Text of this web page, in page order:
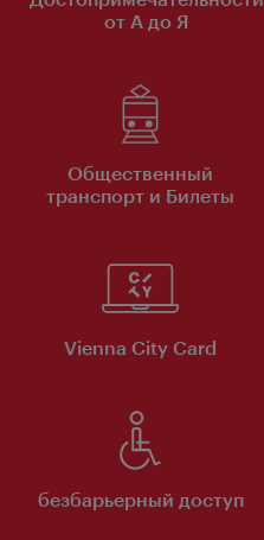
от А до Я
Общественный
транспорт и Билеты
Vienna City Card
безбарьерный доступ